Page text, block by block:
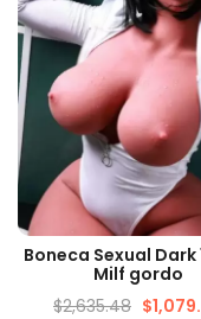
VISUALIZAÇÃO
Boneca Sexual Dark
Milf gordo
$2,635.48 $